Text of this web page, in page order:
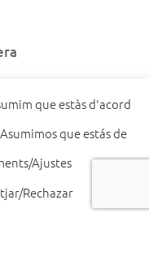
que estàs d'acord
que estás de
Ajustes
Rechazar